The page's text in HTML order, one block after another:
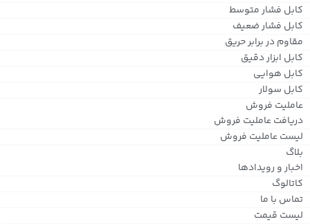
کابل فشار متوسط
کابل فشار ضعیف
مقاوم در برابر حریق
کابل ابزار دقیق
کابل هوایی
کابل سولار
عاملیت فروش
دریافت عاملیت فروش
لیست عاملیت فروش
بلاگ
اخبار و رویدادها
کاتالوگ
تماس با ما
لیست قیمت